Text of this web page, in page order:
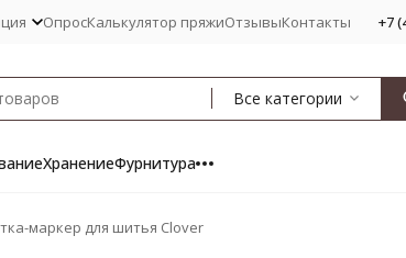
ОпросКалькулятор пряжиОтзывыКонтакты +7
Все категории
ХранениеФурнитура
маркер для шитья Clover